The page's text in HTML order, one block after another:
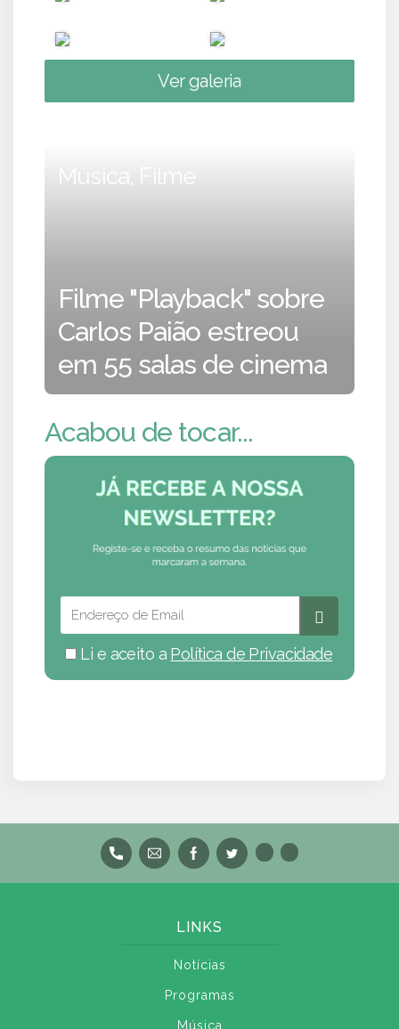
Ver galeria
Música, Filme
Filme "Playback" sobre
Carlos Paião estreou
em 55 salas de cinema
Acabou de tocar...
Li e aceito a Política de Privacidade
LINKS
Notícias
Programas
Música